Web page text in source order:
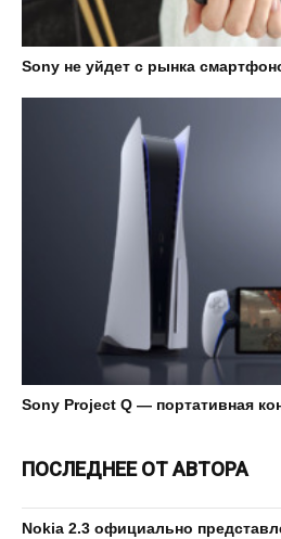
Sony не уйдет с рынка
Sony Project Q — портативная
ПОСЛЕДНЕЕ ОТ АВТОРА
Nokia 2.3 официально